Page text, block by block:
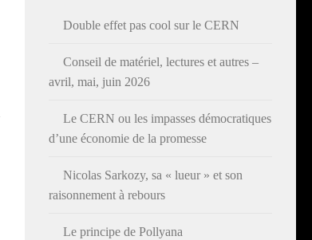
Double effet pas cool sur le CERN
Conseil de matériel, lectures et autres –
avril, mai, juin 2026
Le CERN ou les impasses démocratiques
d’une économie de la promesse
Nicolas Sarkozy, sa « lueur » et son
raisonnement à rebours
Le principe de Pollyana